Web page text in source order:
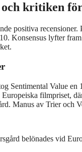
kritiken
positiva recensioner.
Konsensus lyfter
Sentimental Value
filmpriset,
Manus av Trier och
belönades vid